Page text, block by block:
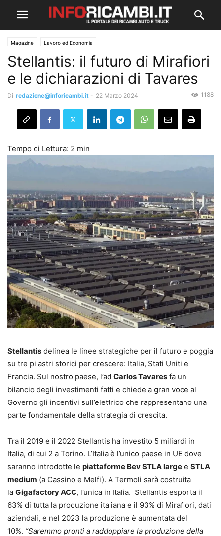
Magazine Lavoro ed Economia
Stellantis: il futuro di Mirafiori
e le dichiarazioni di Tavares
Di redazione@inforicambi.it - 22 Marzo 2024 1188
Stellantis delinea le linee strategiche per il futuro e poggia
su tre pilastri storici per crescere: Italia, Stati Uniti e
Francia. Sul nostro paese, l’ad Carlos Tavares fa un
bilancio degli investimenti fatti e chiede a gran voce al
Governo gli incentivi sull’elettrico che rappresentano una
parte fondamentale della strategia di crescita.
Tra il 2019 e il 2022 Stellantis ha investito 5 miliardi in
Italia, di cui 2 a Torino. L’Italia è l’unico paese in UE dove
saranno introdotte le piattaforme Bev STLA large e STLA
medium (a Cassino e Melfi). A Termoli sarà costruita
la Gigafactory ACC, l’unica in Italia. Stellantis esporta il
63% di tutta la produzione italiana e il 93% di Mirafiori, dati
aziendali, e nel 2023 la produzione è aumentata del
10%. “Saremmo pronti a raddoppiare la produzione della